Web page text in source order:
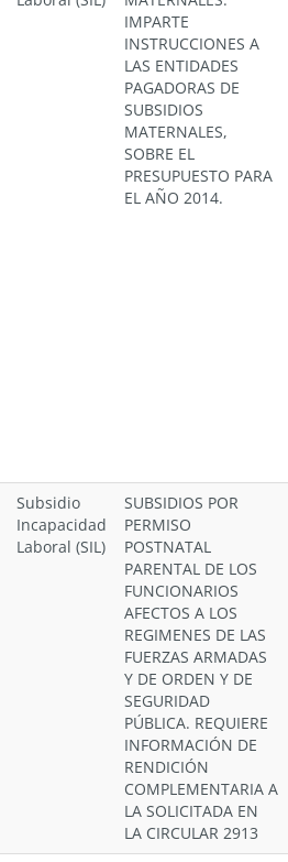
IMPARTE
INSTRUCCIONES A
LAS ENTIDADES
PAGADORAS DE
SUBSIDIOS
MATERNALES,
SOBRE EL
PRESUPUESTO PARA
EL AÑO 2014.
Subsidio
Incapacidad
Laboral (SIL)
SUBSIDIOS POR
PERMISO
POSTNATAL
PARENTAL DE LOS
FUNCIONARIOS
AFECTOS A LOS
REGIMENES DE LAS
FUERZAS ARMADAS
Y DE ORDEN Y DE
SEGURIDAD
PÚBLICA. REQUIERE
INFORMACIÓN DE
RENDICIÓN
COMPLEMENTARIA A
LA SOLICITADA EN
LA CIRCULAR 2913